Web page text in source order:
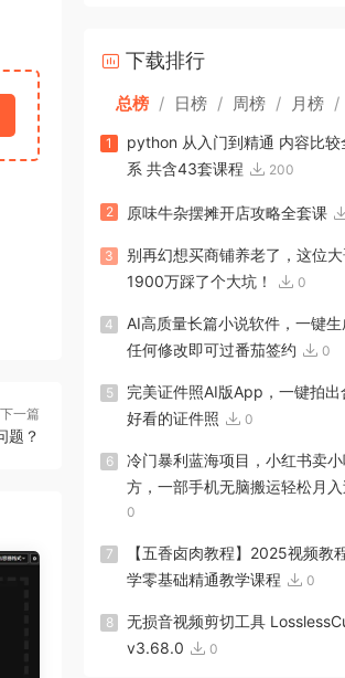
下一篇
题？
下载排行
总榜 / 日榜 / 周榜 / 月榜 /
1
python 从入门到精通 内容比较
系 共含43套课程
200
2 原味牛杂摆摊开店攻略全套课
3
别再幻想买商铺养老了，这位
1900万踩了个大坑！
0
4
AI高质量长篇小说软件，一键生
任何修改即可过番茄签约
0
5
完美证件照AI版App，一键拍出
好看的证件照
0
6
冷门暴利蓝海项目，小红书卖
方，一部手机无脑搬运轻松月
0
7
【五香卤肉教程】2025视频教
学零基础精通教学课程
0
8
无损音视频剪切工具
v3.68.0
0